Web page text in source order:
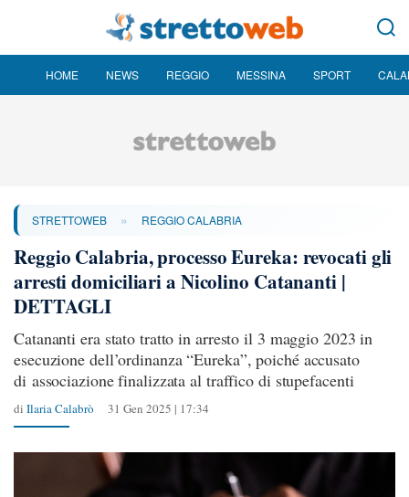
HOME NEWS REGGIO MESSINA SPORT
STRETTOWEB » REGGIO CALABRIA
Reggio Calabria, processo Eureka: revocati gli
arresti domiciliari a Nicolino Catananti |
DETTAGLI
Catananti era stato tratto in arresto il 3 maggio 2023 in
esecuzione dell’ordinanza “Eureka”, poiché accusato
di associazione finalizzata al traffico di stupefacenti
di Ilaria Calabrò 31 Gen 2025 | 17:34